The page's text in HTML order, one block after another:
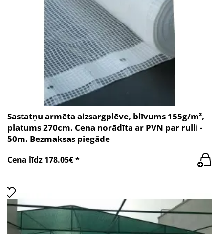
Sastatņu armēta aizsargplēve, blīvums 155g/m²,
platums 270cm. Cena norādīta ar PVN par rulli -
50m. Bezmaksas piegāde
Cena līdz 178.05€ *